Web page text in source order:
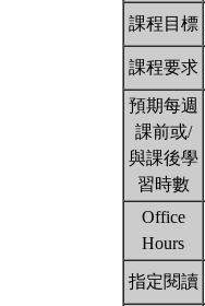
課程目標
課程要求
預期每週
課前或/
與課後學
習時數
Office
Hours
指定閱讀